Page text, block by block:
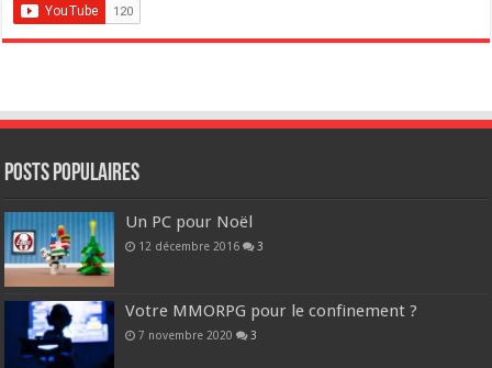
POSTS POPULAIRES
Un PC pour Noël
12 décembre 2016 3
Votre MMORPG pour le confinement ?
7 novembre 2020 3